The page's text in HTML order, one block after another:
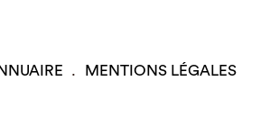
MENTIONS LÉGALES